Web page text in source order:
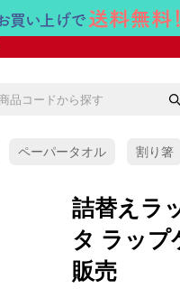
ペーパータオル 割り箸
詰替えラ
タ ラップ
販売